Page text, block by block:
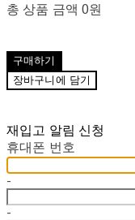
총 상품 금액 0원
구매하기
장바구니에 담기
재입고 알림 신청
휴대폰 번호
-
-